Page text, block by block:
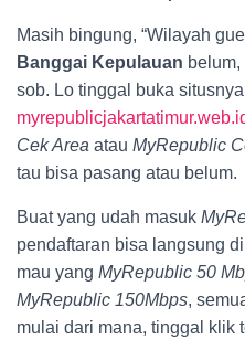
Masih bingung, “Wilayah
Banggai Kepulauan
sob. Lo tinggal buka
Cek Area atau MyRepublic
tau bisa pasang atau belum.
Buat yang udah masuk
pendaftaran bisa langsung
mau yang MyRepublic 50
MyRepublic 150Mbps,
mulai dari mana, tinggal klik